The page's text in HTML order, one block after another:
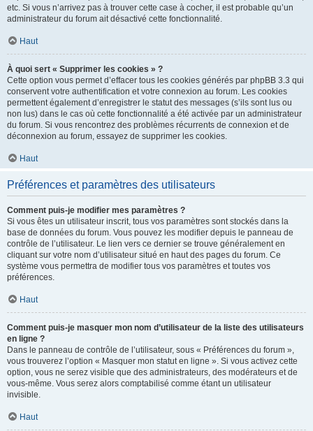
etc. Si vous n’arrivez pas à trouver cette case à cocher, il est probable qu’un
administrateur du forum ait désactivé cette fonctionnalité.
Haut
À quoi sert « Supprimer les cookies » ?
Cette option vous permet d’effacer tous les cookies générés par phpBB 3.3 qui
conservent votre authentification et votre connexion au forum. Les cookies
permettent également d’enregistrer le statut des messages (s’ils sont lus ou
non lus) dans le cas où cette fonctionnalité a été activée par un administrateur
du forum. Si vous rencontrez des problèmes récurrents de connexion et de
déconnexion au forum, essayez de supprimer les cookies.
Haut
Préférences et paramètres des utilisateurs
Comment puis-je modifier mes paramètres ?
Si vous êtes un utilisateur inscrit, tous vos paramètres sont stockés dans la
base de données du forum. Vous pouvez les modifier depuis le panneau de
contrôle de l’utilisateur. Le lien vers ce dernier se trouve généralement en
cliquant sur votre nom d’utilisateur situé en haut des pages du forum. Ce
système vous permettra de modifier tous vos paramètres et toutes vos
préférences.
Haut
Comment puis-je masquer mon nom d’utilisateur de la liste des utilisateurs
en ligne ?
Dans le panneau de contrôle de l’utilisateur, sous « Préférences du forum »,
vous trouverez l’option « Masquer mon statut en ligne ». Si vous activez cette
option, vous ne serez visible que des administrateurs, des modérateurs et de
vous-même. Vous serez alors comptabilisé comme étant un utilisateur
invisible.
Haut